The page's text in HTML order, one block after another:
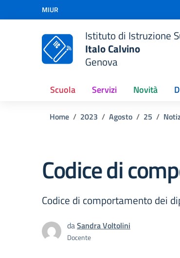
Vai ai contenuti
Vai al menu di navigazione
MIUR
Istituto di Istruzione
Italo Calvino
Genova
Scuola Servizi Novità
Home 2023 Agosto 25
Codice di
Codice di comportamento dei
daSandra Voltolini
Docente